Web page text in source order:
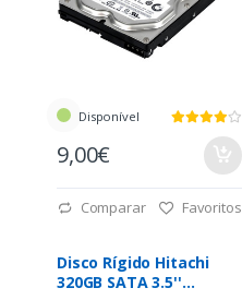
Disponível
9,00€
Comparar Favoritos
Disco Rígido Hitachi
320GB SATA 3.5''